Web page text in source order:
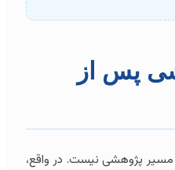
پس از
پژوهشی نیست. در واقع،